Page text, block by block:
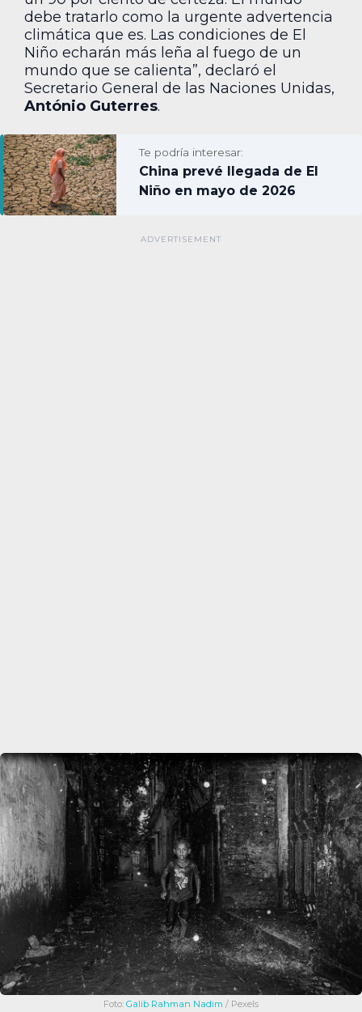
debe tratarlo como la urgente advertencia
climática que es. Las condiciones de El
Niño echarán más leña al fuego de un
mundo que se calienta”, declaró el
Secretario General de las Naciones Unidas,
António Guterres.
Te podría interesar:
China prevé llegada de El
Niño en mayo de 2026
Foto: Galib Rahman Nadim / Pexels